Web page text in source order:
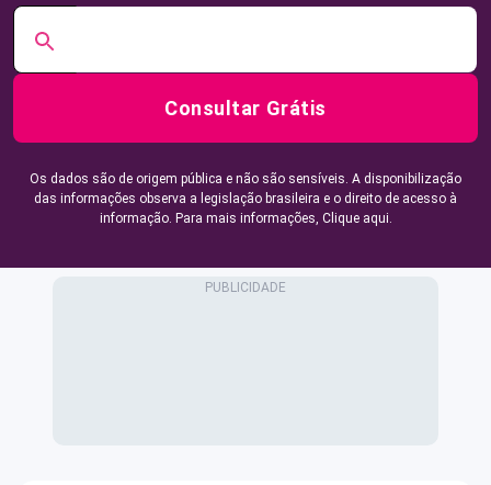
Consultar Grátis
Os dados são de origem pública e não são sensíveis. A disponibilização
das informações observa a legislação brasileira e o direito de acesso à
informação. Para mais informações, Clique aqui.